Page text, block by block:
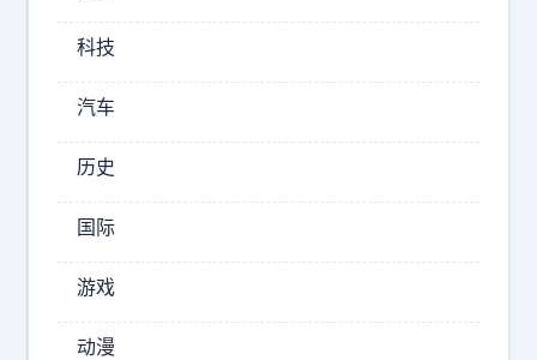
年
月
日
，
菲
律
副
统
科技
汽车
历史
国际
游戏
动漫